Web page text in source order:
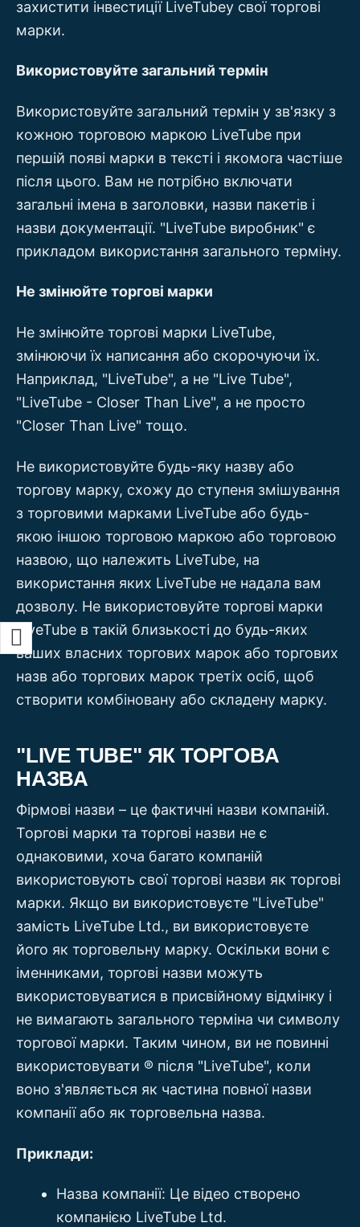
захистити інвестиції LiveTubeу свої торгові
марки.
Використовуйте загальний термін
Використовуйте загальний термін у зв'язку з
кожною торговою маркою LiveTube при
першій появі марки в тексті і якомога частіше
після цього. Вам не потрібно включати
загальні імена в заголовки, назви пакетів і
назви документації. "LiveTube виробник" є
прикладом використання загального терміну.
Не змінюйте торгові марки
Не змінюйте торгові марки LiveTube,
змінюючи їх написання або скорочуючи їх.
Наприклад, "LiveTube", а не "Live Tube",
"LiveTube - Closer Than Live", а не просто
"Closer Than Live" тощо.
Не використовуйте будь-яку назву або
торгову марку, схожу до ступеня змішування
з торговими марками LiveTube або будь-
якою іншою торговою маркою або торговою
назвою, що належить LiveTube, на
використання яких LiveTube не надала вам
дозволу. Не використовуйте торгові марки
LiveTube в такій близькості до будь-яких
ваших власних торгових марок або торгових
назв або торгових марок третіх осіб, щоб
створити комбіновану або складену марку.
"LIVE TUBE" ЯК ТОРГОВА
НАЗВА
Фірмові назви – це фактичні назви компаній.
Торгові марки та торгові назви не є
однаковими, хоча багато компаній
використовують свої торгові назви як торгові
марки. Якщо ви використовуєте "LiveTube"
замість LiveTube Ltd., ви використовуєте
його як торговельну марку. Оскільки вони є
іменниками, торгові назви можуть
використовуватися в присвійному відмінку і
не вимагають загального терміна чи символу
торгової марки. Таким чином, ви не повинні
використовувати ® після "LiveTube", коли
воно з'являється як частина повної назви
компанії або як торговельна назва.
Приклади:
Назва компанії: Це відео створено
компанією LiveTube Ltd.